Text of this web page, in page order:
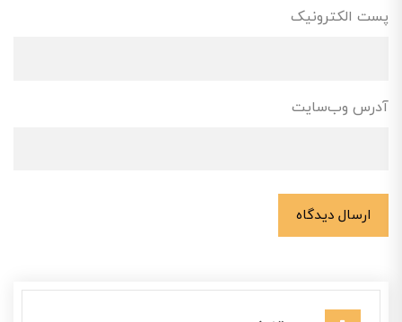
پست الکترونیک
آدرس وب‌سایت
ارسال دیدگاه